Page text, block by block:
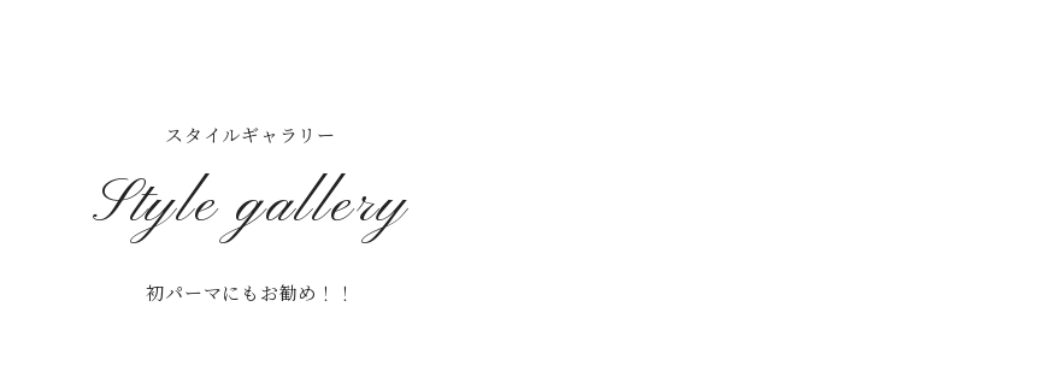
スタイルギャラリー
Style gallery
初パーマにもお勧め！！